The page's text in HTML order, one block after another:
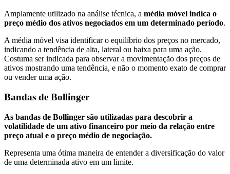
Amplamente utilizado na análise técnica, a média móvel indica o
preço médio dos ativos negociados em um determinado período.
A média móvel visa identificar o equilíbrio dos preços no mercado,
indicando a tendência de alta, lateral ou baixa para uma ação.
Costuma ser indicada para observar a movimentação dos preços de
ativos mostrando uma tendência, e não o momento exato de comprar
ou vender uma ação.
Bandas de Bollinger
As bandas de Bollinger são utilizadas para descobrir a
volatilidade de um ativo financeiro por meio da relação entre
preço atual e o preço médio de negociação.
Representa uma ótima maneira de entender a diversificação do valor
de uma determinada ativo em um limite.